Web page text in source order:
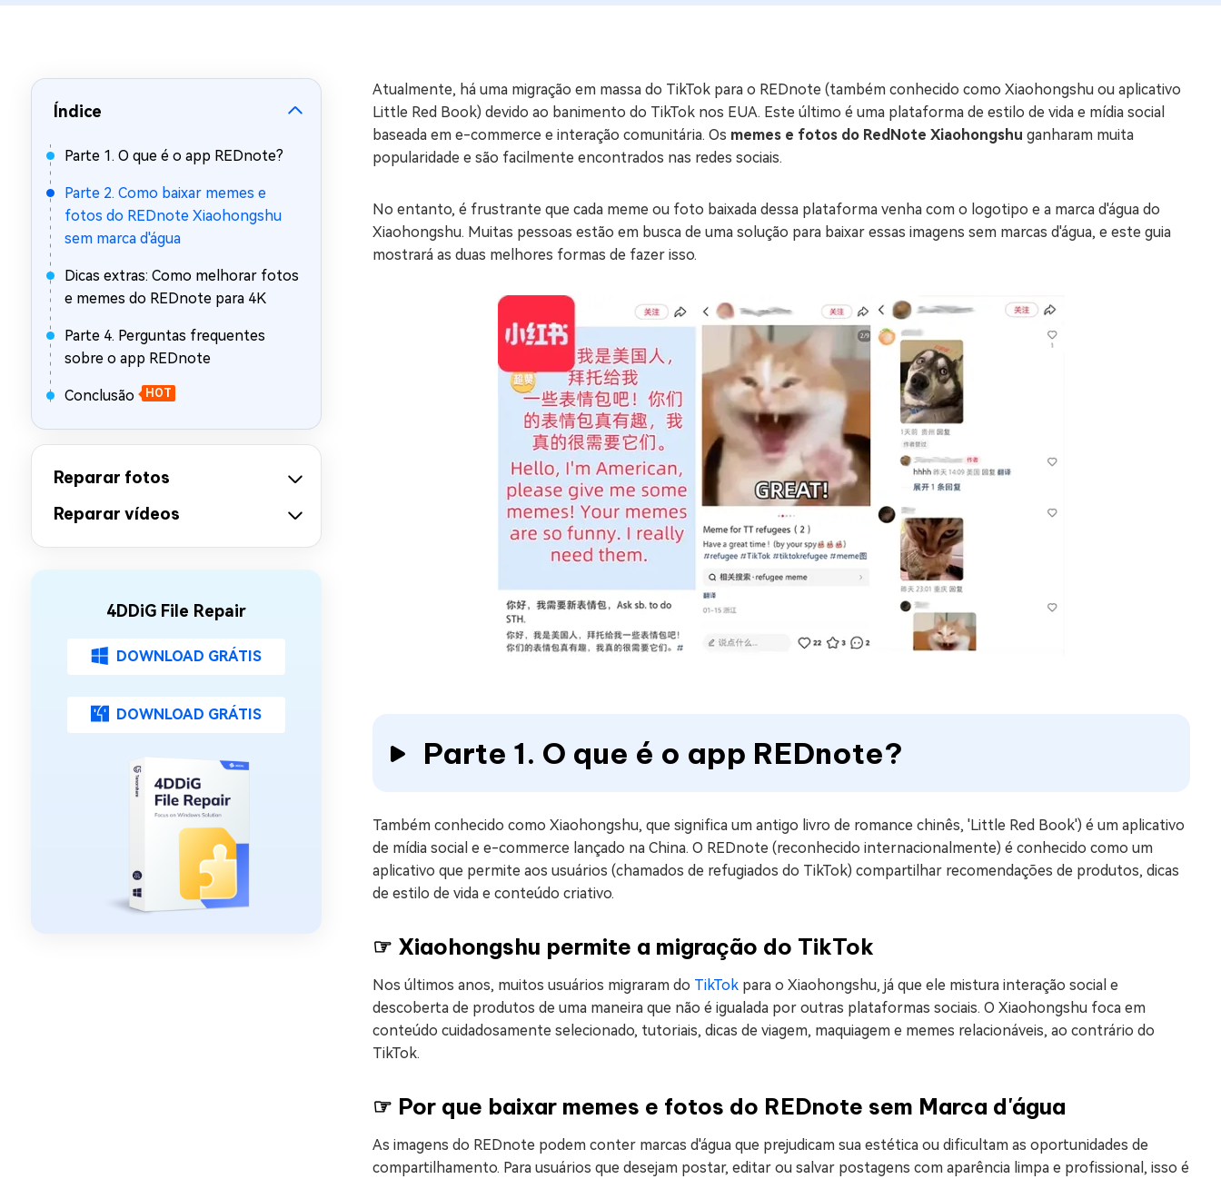
Windows Boot Genius
Corrigir Problemas de Windows em Minutos
Mac Boot Genius
Windows 11 Upgrade Checker
Verificador de Atualização do Windows 11 Grátis
Índice
Parte 1. O que é o app REDnote?
Parte 2. Como baixar memes e
fotos do REDnote Xiaohongshu
sem marca d'água
Dicas extras: Como melhorar fotos
e memes do REDnote para 4K
Parte 4. Perguntas frequentes
sobre o app REDnote
Conclusão HOT
Reparar fotos
Reparar vídeos
4DDiG File Repair
DOWNLOAD GRÁTIS
DOWNLOAD GRÁTIS
Atualmente, há uma migração em massa do TikTok para o REDnote (também conhecido como Xiaohongshu ou aplicativo
Little Red Book) devido ao banimento do TikTok nos EUA. Este último é uma plataforma de estilo de vida e mídia social
baseada em e-commerce e interação comunitária. Os memes e fotos do RedNote Xiaohongshu ganharam muita
popularidade e são facilmente encontrados nas redes sociais.
No entanto, é frustrante que cada meme ou foto baixada dessa plataforma venha com o logotipo e a marca d'água do
Xiaohongshu. Muitas pessoas estão em busca de uma solução para baixar essas imagens sem marcas d'água, e este guia
mostrará as duas melhores formas de fazer isso.
Parte 1. O que é o app REDnote?
Também conhecido como Xiaohongshu, que significa um antigo livro de romance chinês, 'Little Red Book') é um aplicativo
de mídia social e e-commerce lançado na China. O REDnote (reconhecido internacionalmente) é conhecido como um
aplicativo que permite aos usuários (chamados de refugiados do TikTok) compartilhar recomendações de produtos, dicas
de estilo de vida e conteúdo criativo.
☞ Xiaohongshu permite a migração do TikTok
Nos últimos anos, muitos usuários migraram do TikTok para o Xiaohongshu, já que ele mistura interação social e
descoberta de produtos de uma maneira que não é igualada por outras plataformas sociais. O Xiaohongshu foca em
conteúdo cuidadosamente selecionado, tutoriais, dicas de viagem, maquiagem e memes relacionáveis, ao contrário do
TikTok.
☞ Por que baixar memes e fotos do REDnote sem Marca d'água
As imagens do REDnote podem conter marcas d'água que prejudicam sua estética ou dificultam as oportunidades de
compartilhamento. Para usuários que desejam postar, editar ou salvar postagens com aparência limpa e profissional, isso é